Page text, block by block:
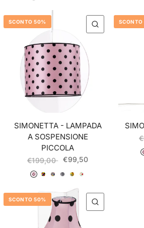
SCONTO 50% QUICK VIEW
SIMONETTA - LAMPADA
A SOSPENSIONE
PICCOLA
€199,00 €99,50
036 Rosa Pois Nero037 Arlecchino
038 Fumetti
039 Rombi bianco/nero
040 Giallo Fiori041 Bianco Pois Multicolor
SCONTO 50%